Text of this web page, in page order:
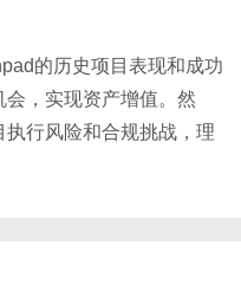
的历史项目表现和成功
，实现资产增值。然
行风险和合规挑战，理